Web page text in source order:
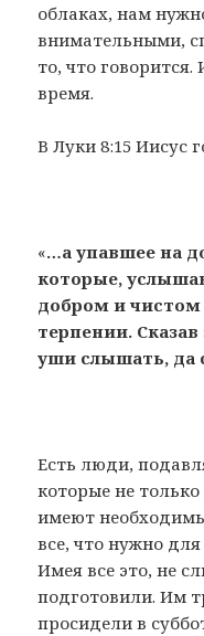
облаках, нам
внимательными,
то, что
время.
В Луки 8:15 Иисус
«…а упавшее на
которые,
добром и чистом
терпении. Сказав
уши слышать, да
Есть люди,
которые не
имеют
все, что нужно
Имея все это, не
подготовили. Им
просидели в